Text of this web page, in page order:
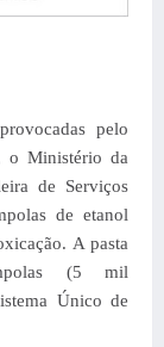
pelo
o Ministério da
de Serviços
de etanol
A pasta
(5 mil
Único de